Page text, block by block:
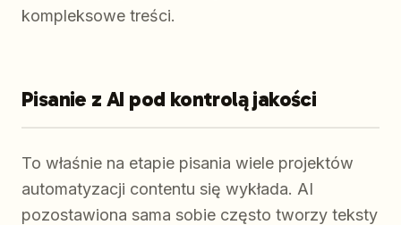
kompleksowe treści.
Pisanie z AI pod kontrolą jakości
To właśnie na etapie pisania wiele projektów
automatyzacji contentu się wykłada. AI
pozostawiona sama sobie często tworzy teksty